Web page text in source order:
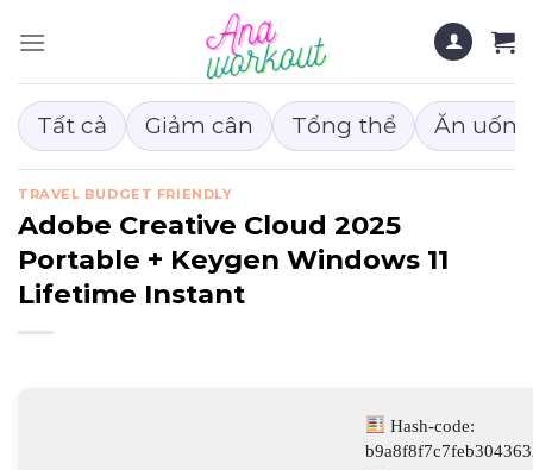
đến
dung
Tất cả Giảm cân Tổng thể Ăn
TRAVEL BUDGET FRIENDLY
Adobe Creative Cloud 2025
Portable + Keygen Windows 11
Lifetime Instant
Hash-code: